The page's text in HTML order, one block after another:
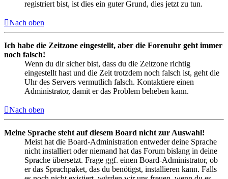
registriert bist, ist dies ein guter Grund, dies jetzt zu tun.
Nach oben
Ich habe die Zeitzone eingestellt, aber die Forenuhr geht immer
noch falsch!
Wenn du dir sicher bist, dass du die Zeitzone richtig
eingestellt hast und die Zeit trotzdem noch falsch ist, geht die
Uhr des Servers vermutlich falsch. Kontaktiere einen
Administrator, damit er das Problem beheben kann.
Nach oben
Meine Sprache steht auf diesem Board nicht zur Auswahl!
Meist hat die Board-Administration entweder deine Sprache
nicht installiert oder niemand hat das Forum bislang in deine
Sprache übersetzt. Frage ggf. einen Board-Administrator, ob
er das Sprachpaket, das du benötigst, installieren kann. Falls